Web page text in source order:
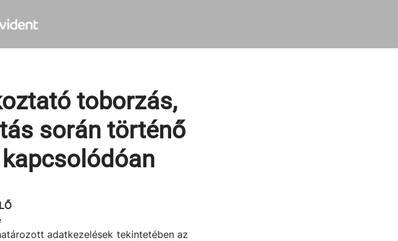
toborzás,
során történő
adatkezelések tekintetében az